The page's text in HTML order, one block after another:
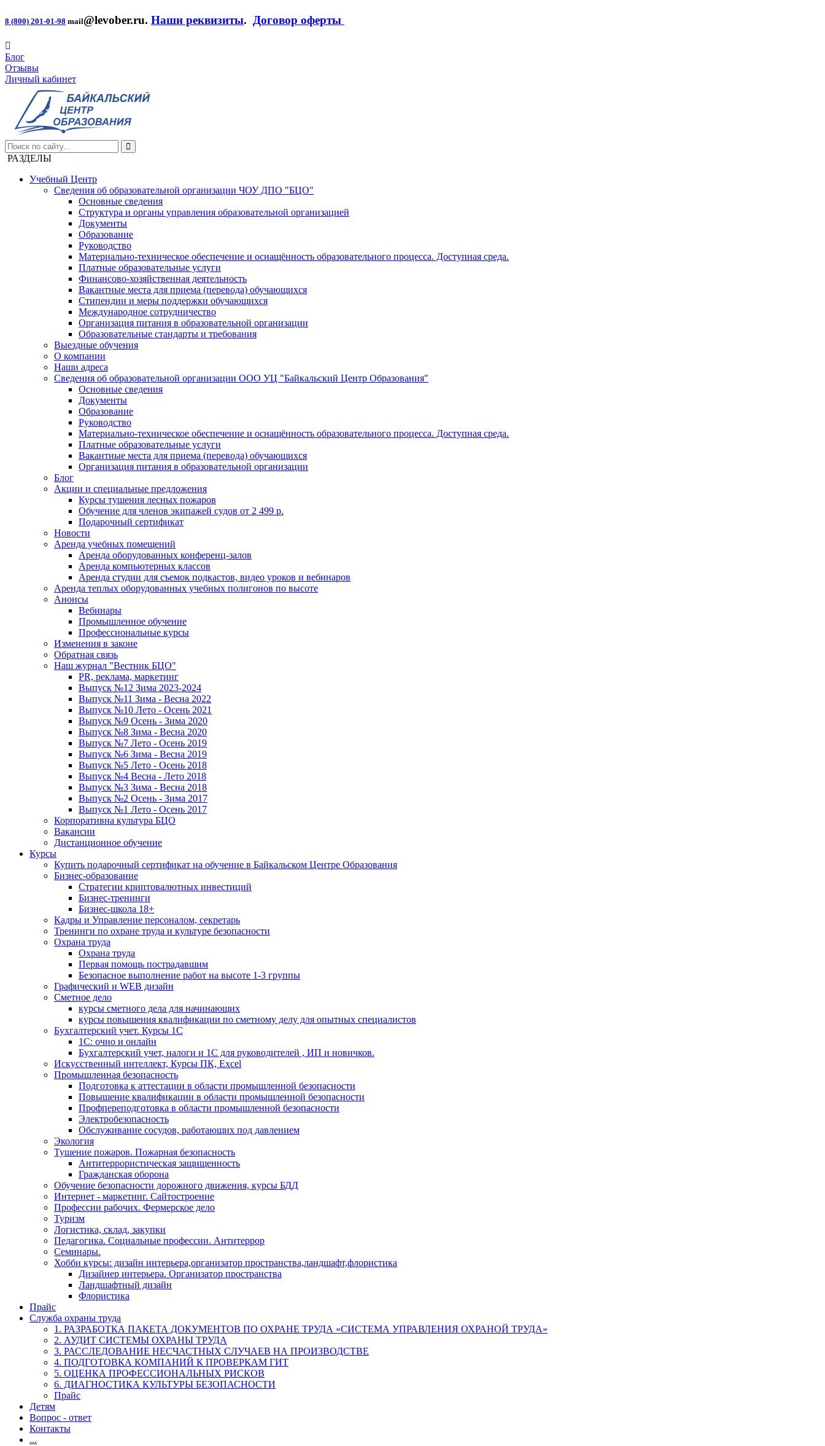
8 (800) 201-01-98 mail@levober.ru. Наши реквизиты. Договор оферты
Блог
Отзывы
Личный кабинет
РАЗДЕЛЫ
Учебный Центр
Сведения об образовательной организации ЧОУ ДПО "БЦО"
Основные сведения
Структура и органы управления образовательной организацией
Документы
Образование
Руководство
Материально-техническое обеспечение и оснащённость образовательного процесса. Доступная среда.
Платные образовательные услуги
Финансово-хозяйственная деятельность
Вакантные места для приема (перевода) обучающихся
Стипендии и меры поддержки обучающихся
Международное сотрудничество
Организация питания в образовательной организации
Образовательные стандарты и требования
Выездные обучения
О компании
Наши адреса
Сведения об образовательной организации ООО УЦ "Байкальский Центр Образования"
Основные сведения
Документы
Образование
Руководство
Материально-техническое обеспечение и оснащённость образовательного процесса. Доступная среда.
Платные образовательные услуги
Вакантные места для приема (перевода) обучающихся
Организация питания в образовательной организации
Блог
Акции и специальные предложения
Курсы тушения лесных пожаров
Обучение для членов экипажей судов от 2 499 р.
Подарочный сертификат
Новости
Аренда учебных помещений
Аренда оборудованных конференц-залов
Аренда компьютерных классов
Аренда студии для съемок подкастов, видео уроков и вебинаров
Аренда теплых оборудованных учебных полигонов по высоте
Анонсы
Вебинары
Промышленное обучение
Профессиональные курсы
Изменения в законе
Обратная связь
Наш журнал "Вестник БЦО"
PR, реклама, маркетинг
Выпуск №12 Зима 2023-2024
Выпуск №11 Зима - Весна 2022
Выпуск №10 Лето - Осень 2021
Выпуск №9 Осень - Зима 2020
Выпуск №8 Зима - Весна 2020
Выпуск №7 Лето - Осень 2019
Выпуск №6 Зима - Весна 2019
Выпуск №5 Лето - Осень 2018
Выпуск №4 Весна - Лето 2018
Выпуск №3 Зима - Весна 2018
Выпуск №2 Осень - Зима 2017
Выпуск №1 Лето - Осень 2017
Корпоративна культура БЦО
Вакансии
Дистанционное обучение
Курсы
Купить подарочный сертификат на обучение в Байкальском Центре Образования
Бизнес-образование
Стратегии криптовалютных инвестиций
Бизнес-тренинги
Бизнес-школа 18+
Кадры и Управление персоналом, секретарь
Тренинги по охране труда и культуре безопасности
Охрана труда
Охрана труда
Первая помощь пострадавшим
Безопасное выполнение работ на высоте 1-3 группы
Графический и WEB дизайн
Сметное дело
курсы сметного дела для начинающих
курсы повышения квалификации по сметному делу для опытных специалистов
Бухгалтерский учет. Курсы 1С
1С: очно и онлайн
Бухгалтерский учет, налоги и 1С для руководителей , ИП и новичков.
Искусственный интеллект, Курсы ПК, Excel
Промышленная безопасность
Подготовка к аттестации в области промышленной безопасности
Повышение квалификации в области промышленной безопасности
Профпереподготовка в области промышленной безопасности
Электробезопасность
Обслуживание сосудов, работающих под давлением
Экология
Тушение пожаров. Пожарная безопасность
Антитеррористическая защищенность
Гражданская оборона
Обучение безопасности дорожного движения, курсы БДД
Интернет - маркетинг. Сайтостроение
Профессии рабочих. Фермерское дело
Туризм
Логистика, склад, закупки
Педагогика. Социальные профессии. Антитеррор
Семинары.
Хобби курсы: дизайн интерьера,организатор пространства,ландшафт,флористика
Дизайнер интерьера. Организатор пространства
Ландшафтный дизайн
Флористика
Прайс
Служба охраны труда
1. РАЗРАБОТКА ПАКЕТА ДОКУМЕНТОВ ПО ОХРАНЕ ТРУДА «СИСТЕМА УПРАВЛЕНИЯ ОХРАНОЙ ТРУДА»
2. АУДИТ СИСТЕМЫ ОХРАНЫ ТРУДА
3. РАССЛЕДОВАНИЕ НЕСЧАСТНЫХ СЛУЧАЕВ НА ПРОИЗВОДСТВЕ
4. ПОДГОТОВКА КОМПАНИЙ К ПРОВЕРКАМ ГИТ
5. ОЦЕНКА ПРОФЕССИОНАЛЬНЫХ РИСКОВ
6. ДИАГНОСТИКА КУЛЬТУРЫ БЕЗОПАСНОСТИ
Прайс
Детям
Вопрос - ответ
Контакты
...